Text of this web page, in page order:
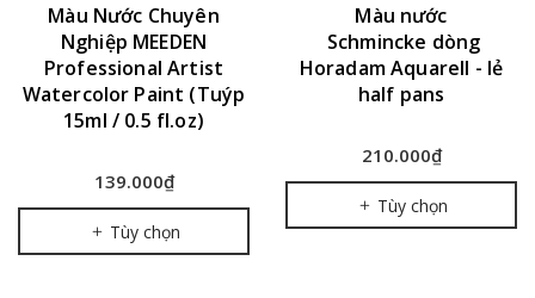
Màu Nước Chuyên
Nghiệp MEEDEN
Professional Artist
Watercolor Paint (Tuýp
15ml / 0.5 fl.oz)
139.000₫
Tùy chọn
Màu nước
Schmincke dòng
Horadam Aquarell - lẻ
half pans
210.000₫
Tùy chọn